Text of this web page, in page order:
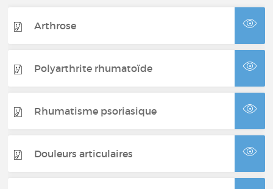
Arthrose
Polyarthrite rhumatoïde
Rhumatisme psoriasique
Douleurs articulaires